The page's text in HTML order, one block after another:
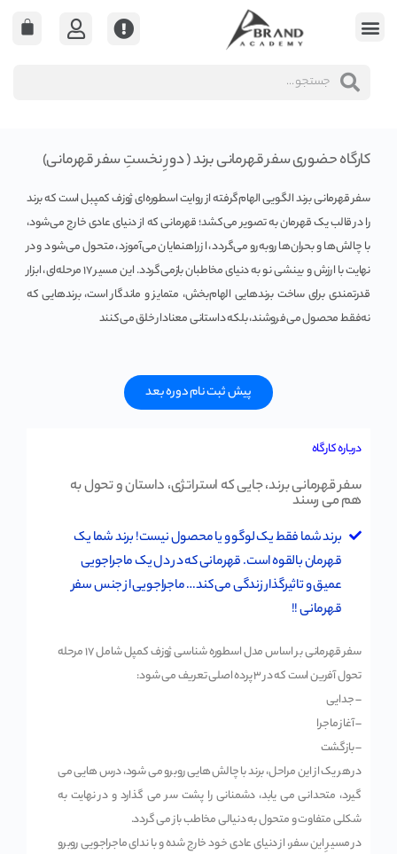
کارگاه حضوری سفر قهرمانی برند ( دورِ نخستِ سفر قهرمانی)
سفر قهرمانی برند الگویی الهام‌گرفته از روایت اسطوره‌ای ژوزف کمپبل است که برند
را در قالب یک قهرمان به تصویر می‌کشد؛ قهرمانی که از دنیای عادی خارج می‌شود،
با چالش‌ها و بحران‌ها روبه‌رو می‌گردد، از راهنمایان می‌آموزد، متحول می‌شود و در
نهایت با ارزش و بینشی نو به دنیای مخاطبان بازمی‌گردد. این مسیر ۱۷ مرحله‌ای، ابزار
قدرتمندی برای ساخت برندهایی الهام‌بخش، متمایز و ماندگار است، برندهایی که
نه‌فقط محصول می‌فروشند، بلکه داستانی معنادار خلق می‌کنند
پیش ثبت نام دوره بعد
درباره کارگاه
سفر قهرمانی برند، جایی که استراتژی، داستان و تحول به
هم می رسند
برند شما فقط یک لوگو و یا محصول نیست! برند شما یک
قهرمان بالقوه است. قهرمانی که در دل یک ماجراجویی
عمیق و تاثیرگذار زندگی می کند… ماجراجویی از جنس سفر
قهرمانی !!
سفر قهرمانی بر اساس مدل اسطوره شناسی ژوزف کمپل شامل ۱۷ مرحله
تحول آفرین است که در ۳ پرده اصلی تعریف می شود:
– جدایی
– آغاز ماجرا
– بازگشت
در هر یک از این مراحل، برند با چالش هایی روبرو می شود، درس هایی می
گیرد، متحدانی می یابد، دشمنانی را پشت سر می گذارد و در نهایت به
شکلی متفاوت و متحول به دنیالی مخاطب باز می گردد.
در مسیرِ این سفر، از دنیای عادی خود خارج شده و با ندای ماجراجویی روبرو